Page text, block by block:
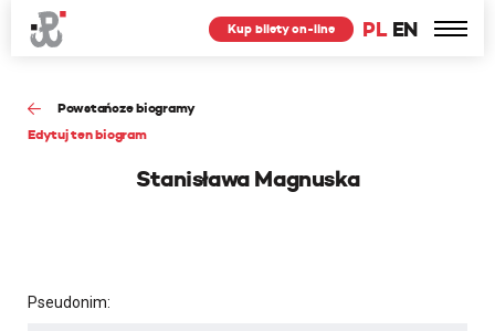
PL EN
Kup bilety on-line
Powstańcze biogramy
Edytuj ten biogram
Stanisława Magnuska
Pseudonim: